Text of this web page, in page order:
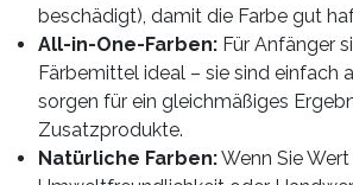
beschädigt), damit die Farbe gut
All-in-One-Farben: Für Anfänger
Färbemittel ideal – sie sind einfach
sorgen für ein gleichmäßiges
Zusatzprodukte.
Natürliche Farben:Wenn Sie